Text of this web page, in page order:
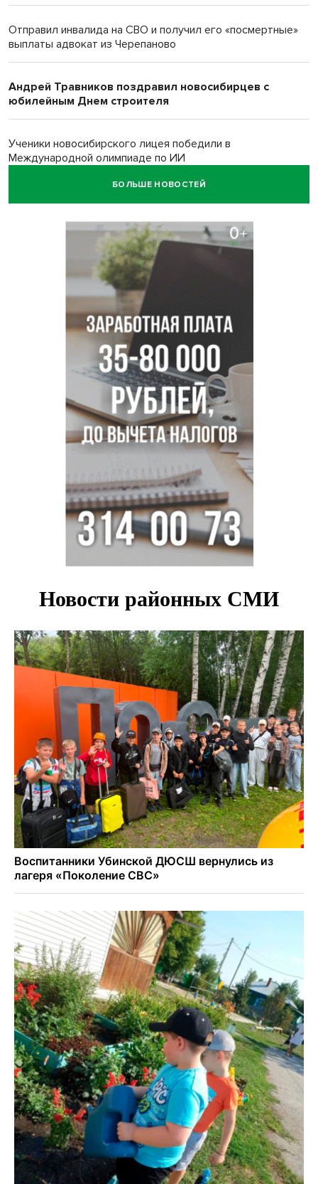
Отправил инвалида на СВО и получил его «посмертные»
выплаты адвокат из Черепаново
Андрей Травников поздравил новосибирцев с
юбилейным Днем строителя
Ученики новосибирского лицея победили в
Международной олимпиаде по ИИ
БОЛЬШЕ НОВОСТЕЙ